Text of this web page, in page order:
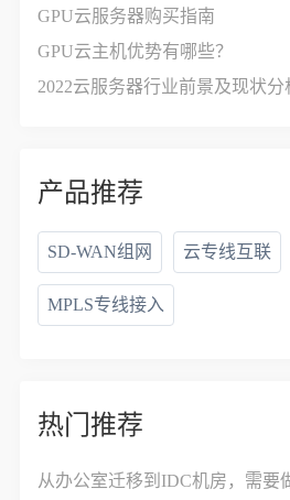
GPU云服务器购买指南
GPU云主机优势有哪些？
2022云服务器行业前景及现状分
产品推荐
SD-WAN组网 云专线互联
MPLS专线接入
热门推荐
从办公室迁移到IDC机房，需要